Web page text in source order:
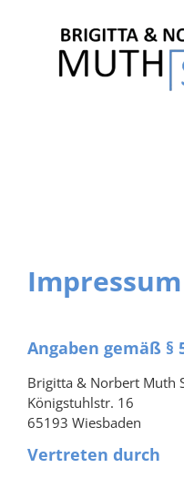
Impressum
Angaben gemäß §
Brigitta & Norbert Muth
Königstuhlstr. 16
65193 Wiesbaden
Vertreten durch